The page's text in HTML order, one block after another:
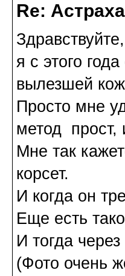
Re:
Здравствуйте,
я с этого
вылезшей
Просто мне
метод прост,
Мне так
корсет.
И когда он
Еще есть
И тогда
(Фото очень